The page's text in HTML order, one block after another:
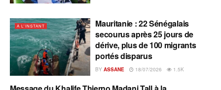
A L'INSTANT
Mauritanie : 22 Sénégalais
secourus après 25 jours de
dérive, plus de 100 migrants
portés disparus
BY ASSANE 18/07/2026 1.5K